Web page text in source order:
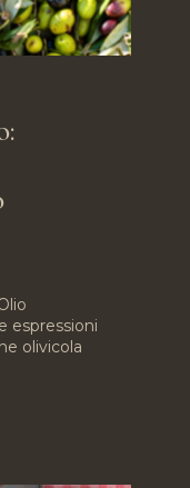
espressioni
olivicola